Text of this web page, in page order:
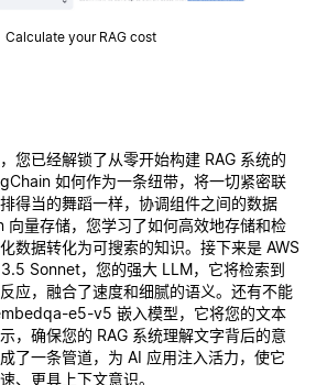
Calculate your RAG cost
您已经解锁了从零开始构建 RAG 系统的
如何作为一条纽带，将一切紧密联
得当的舞蹈一样，协调组件之间的数据
向量存储，您学习了如何高效地存储和检
据转化为可搜索的知识。接下来是 AWS
Sonnet，您的强大 LLM，它将检索到
应，融合了速度和细腻的语义。还有不能
e5-v5 嵌入模型，它将您的文本
，确保您的 RAG 系统理解文字背后的意
了一条管道，为 AI 应用注入活力，使它
、更具上下文意识。